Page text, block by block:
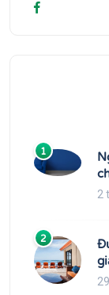
1
2
2